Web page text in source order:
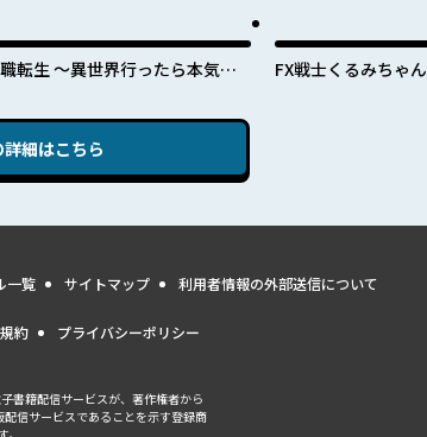
転生 ～異世界行ったら本気だ
FX戦士くるみちゃん
詳細はこちら
一覧 サイトマップ 利用者情報の外部送信について
約 プライバシーポリシー
書籍配信サービスが、著作権者から
信サービスであることを示す登録商